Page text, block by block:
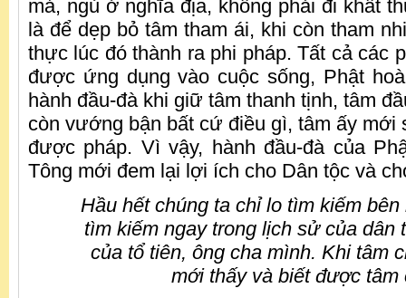
mả, ngủ ở nghĩa địa, không phải đi khất
là để dẹp bỏ tâm tham ái, khi còn tham
thực lúc đó thành ra phi pháp. Tất cả các
được ứng dụng vào cuộc sống, Phật
hành đầu-đà khi giữ tâm thanh tịnh, tâm
còn vướng bận bất cứ điều gì, tâm ấy mới
được pháp. Vì vậy, hành đầu-đà của
Tông mới đem lại lợi ích cho Dân tộc và
Hầu hết chúng ta chỉ lo tìm kiếm
tìm kiếm ngay trong lịch sử của dân
của tổ tiên, ông cha mình. Khi tâm
mới thấy và biết được